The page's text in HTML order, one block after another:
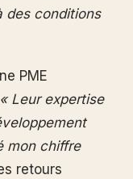
des conditions
PME
« Leur expertise
mon chiffre
retours